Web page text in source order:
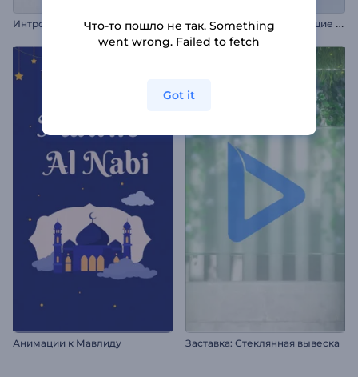
Интро: Мозаика из фото А
нимация лого: Мерцающие частицы
Анимации к Мавлиду Заставка: Стеклянная вывеска
Что-то пошло не так. Something
went wrong. Failed to fetch
Got it